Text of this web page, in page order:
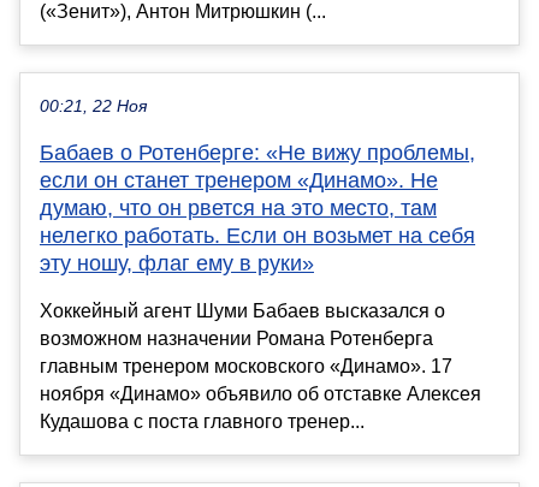
(«Зенит»), Антон Митрюшкин (...
00:21, 22 Ноя
Бабаев о Ротенберге: «Не вижу проблемы,
если он станет тренером «Динамо». Не
думаю, что он рвется на это место, там
нелегко работать. Если он возьмет на себя
эту ношу, флаг ему в руки»
Хоккейный агент Шуми Бабаев высказался о
возможном назначении Романа Ротенберга
главным тренером московского «Динамо». 17
ноября «Динамо» объявило об отставке Алексея
Кудашова с поста главного тренер...